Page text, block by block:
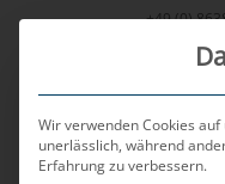
Zum
+49 (0)
Wir verwenden Cookies
unerlässlich, während
Erfahrung zu verbessern.